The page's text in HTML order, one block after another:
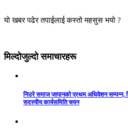
यो खबर पढेर तपाईलाई कस्तो महसुस भयो ?
मिल्दोजुल्दो समाचारहरू
निउरे समाज जापानको प्रथम अधिवेशन सम्पन्न,
सदस्यीय कार्यसमिति चयन